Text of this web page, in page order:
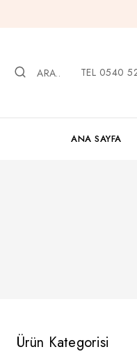
ARA.. TEL 0540
ANA SAYFA
Ürün Kategorisi